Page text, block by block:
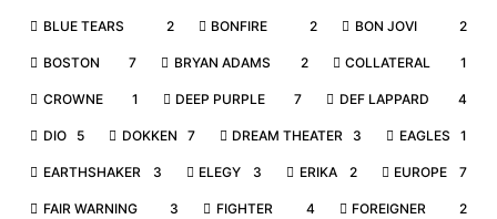
BLUE TEARS 2 BONFIRE 2 BON JOVI 2
BOSTON 7 BRYAN ADAMS 2 COLLATERAL 1
CROWNE 1 DEEP PURPLE 7 DEF LAPPARD 4
DIO 5 DOKKEN 7 DREAM THEATER 3 EAGLES 1
EARTHSHAKER 3 ELEGY 3 ERIKA 2 EUROPE 7
FAIR WARNING 3 FIGHTER 4 FOREIGNER 2